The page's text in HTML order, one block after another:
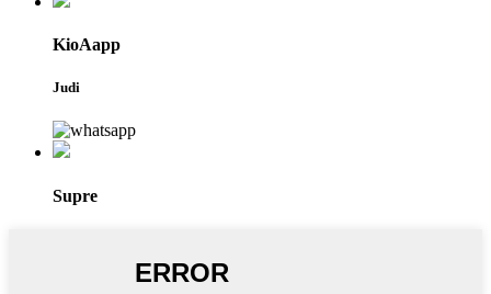
KioAapp
Judi
Supre